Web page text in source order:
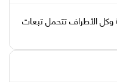
الأطراف تتحمل تبعات